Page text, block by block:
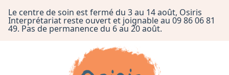
Le centre de soin est fermé du 3 au 14 août, Osiris
Interprétariat reste ouvert et joignable au 09 86 06 81
49. Pas de permanence du 6 au 20 août.